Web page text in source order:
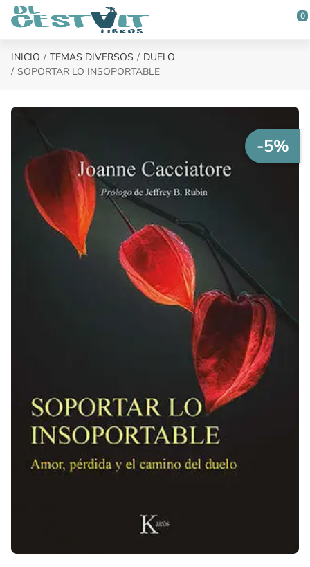
Saltar al contenido principal
0
INICIO TEMAS DIVERSOS
DUELO
SOPORTAR LO INSOPORTABLE
-5%